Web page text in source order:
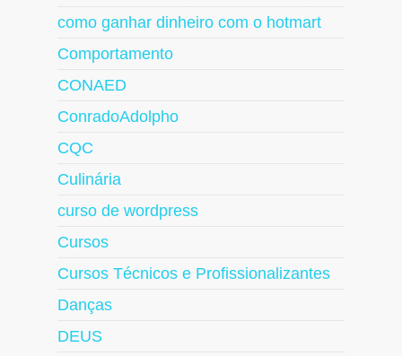
como ganhar dinheiro com o hotmart
Comportamento
CONAED
ConradoAdolpho
CQC
Culinária
curso de wordpress
Cursos
Cursos Técnicos e Profissionalizantes
Danças
DEUS